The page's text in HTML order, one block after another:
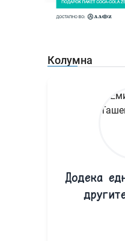
Колумна
Додека